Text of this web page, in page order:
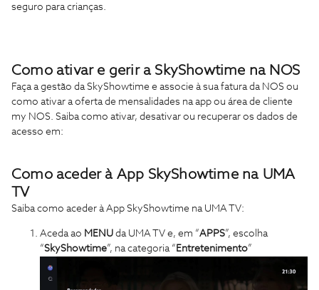
seguro para crianças.
Como ativar e gerir a SkyShowtime na NOS
Faça a gestão da SkyShowtime e associe à sua fatura da NOS ou
como ativar a oferta de mensalidades na app ou área de cliente
my NOS. Saiba como ativar, desativar ou recuperar os dados de
acesso em:
Como aceder à App SkyShowtime na UMA
TV
Saiba como aceder à App SkyShowtime na UMA TV:
Aceda ao MENU da UMA TV e, em “APPS”, escolha
“SkyShowtime”, na categoria “ Entretenimento”